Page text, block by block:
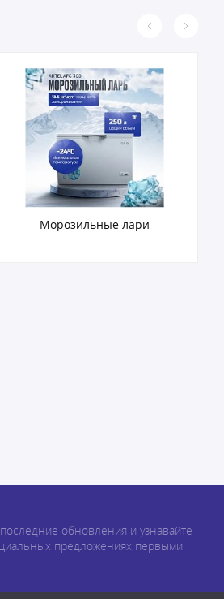
Морозильные лари
обновления и узнавайте
предложениях первыми